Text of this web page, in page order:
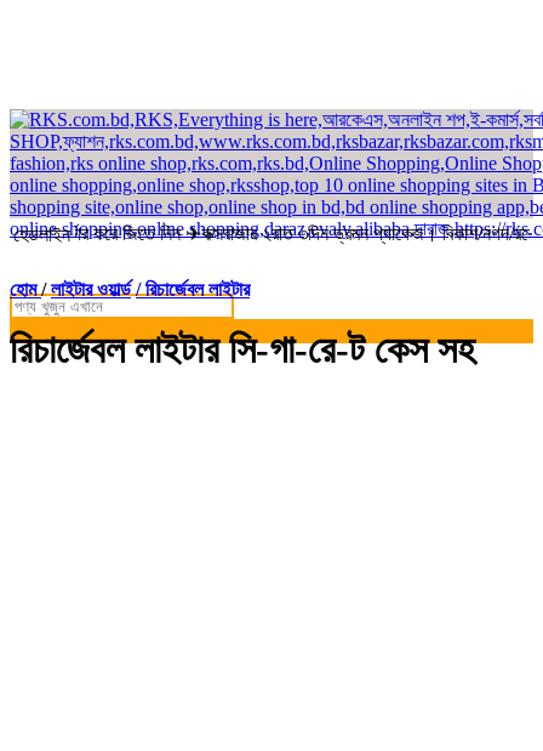
হেডলাইন
অর্ডার করে জিতে নিন ✈কক্সবাজার ২রাত ৩দিন ভ্রমন প্যাকেজ। বিকাশ/নগদ/রকেট-
হোম/লাইটার ওয়ার্ল্ড / রিচার্জেবল লাইটার
রিচার্জেবল লাইটার সি-গা-রে-ট কেস সহ